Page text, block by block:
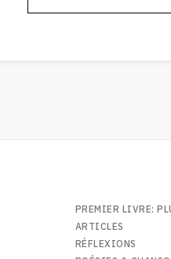
PREMIER LIVRE:
ARTICLES
RÉFLEXIONS